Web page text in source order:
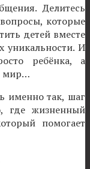
Делитесь
которые
детей вместе
уникальности. И
ребёнка, а
мир…
именно так, шаг
где жизненный
помогает